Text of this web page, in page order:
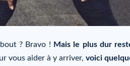
bout ? Bravo ! Mais le plus dur
vous aider à y arriver, voici